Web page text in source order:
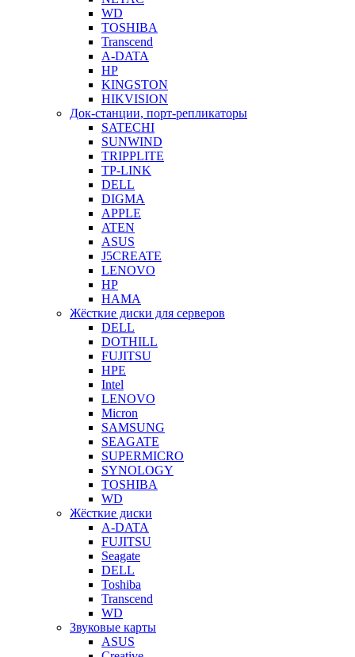
WD
TOSHIBA
Transcend
A-DATA
HP
KINGSTON
HIKVISION
Док-станции, порт-репликаторы
SATECHI
SUNWIND
TRIPPLITE
TP-LINK
DELL
DIGMA
APPLE
ATEN
ASUS
J5CREATE
LENOVO
HP
HAMA
Жёсткие диски для серверов
DELL
DOTHILL
FUJITSU
HPE
Intel
LENOVO
Micron
SAMSUNG
SEAGATE
SUPERMICRO
SYNOLOGY
TOSHIBA
WD
Жёсткие диски
A-DATA
FUJITSU
Seagate
DELL
Toshiba
Transcend
WD
Звуковые карты
ASUS